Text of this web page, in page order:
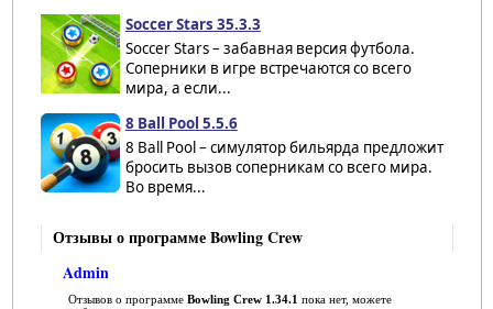
Soccer Stars 35.3.3
Soccer Stars – забавная версия футбола.
Соперники в игре встречаются со всего
мира, а если...
8 Ball Pool 5.5.6
8 Ball Pool – симулятор бильярда предложит
бросить вызов соперникам со всего мира.
Во время...
Отзывы о программе Bowling Crew
Admin
Отзывов о программе Bowling Crew 1.34.1 пока нет, можете